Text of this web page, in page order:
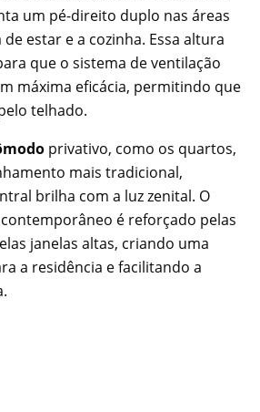
um pé-direito duplo nas áreas
estar e a cozinha. Essa altura
que o sistema de ventilação
máxima eficácia, permitindo que
telhado.
privativo, como os quartos,
mais tradicional,
brilha com a luz zenital. O
é reforçado pelas
janelas altas, criando uma
a residência e facilitando a